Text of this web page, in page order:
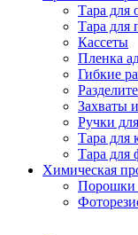
Тара для
Тара для
Кассеты
Пленка
Гибкие
Захваты
Ручки
Тара для
Тара для
Химическая
Порошки